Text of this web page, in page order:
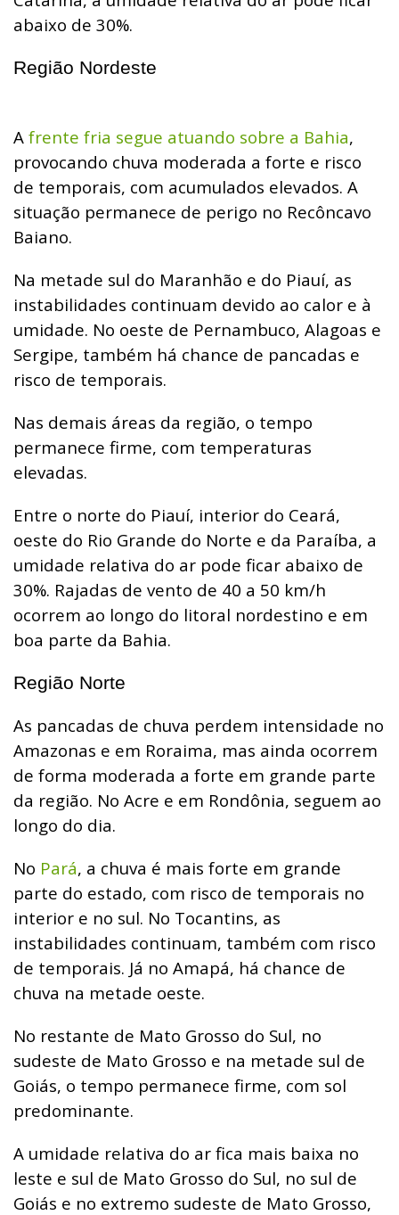
abaixo de 30%.
Região Nordeste
A frente fria segue atuando sobre a Bahia,
provocando chuva moderada a forte e risco
de temporais, com acumulados elevados. A
situação permanece de perigo no Recôncavo
Baiano.
Na metade sul do Maranhão e do Piauí, as
instabilidades continuam devido ao calor e à
umidade. No oeste de Pernambuco, Alagoas e
Sergipe, também há chance de pancadas e
risco de temporais.
Nas demais áreas da região, o tempo
permanece firme, com temperaturas
elevadas.
Entre o norte do Piauí, interior do Ceará,
oeste do Rio Grande do Norte e da Paraíba, a
umidade relativa do ar pode ficar abaixo de
30%. Rajadas de vento de 40 a 50 km/h
ocorrem ao longo do litoral nordestino e em
boa parte da Bahia.
Região Norte
As pancadas de chuva perdem intensidade no
Amazonas e em Roraima, mas ainda ocorrem
de forma moderada a forte em grande parte
da região. No Acre e em Rondônia, seguem ao
longo do dia.
No Pará, a chuva é mais forte em grande
parte do estado, com risco de temporais no
interior e no sul. No Tocantins, as
instabilidades continuam, também com risco
de temporais. Já no Amapá, há chance de
chuva na metade oeste.
No restante de Mato Grosso do Sul, no
sudeste de Mato Grosso e na metade sul de
Goiás, o tempo permanece firme, com sol
predominante.
A umidade relativa do ar fica mais baixa no
leste e sul de Mato Grosso do Sul, no sul de
Goiás e no extremo sudeste de Mato Grosso,